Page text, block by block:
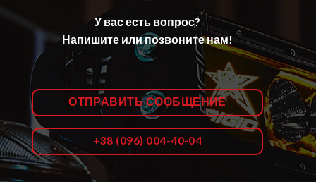
У вас есть вопрос?
Напишите или позвоните нам!
ОТПРАВИТЬ СООБЩЕНИЕ
+38 (096) 004-40-04